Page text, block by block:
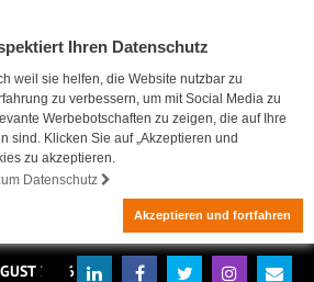
Ihren Datenschutz
weil sie helfen, die Website nutzbar zu
zu verbessern, um mit Social Media zu
Werbebotschaften zu zeigen, die auf Ihre
sind. Klicken Sie auf „Akzeptieren und
zu akzeptieren.
Datenschutz
Akzeptieren und fortfahren
2026